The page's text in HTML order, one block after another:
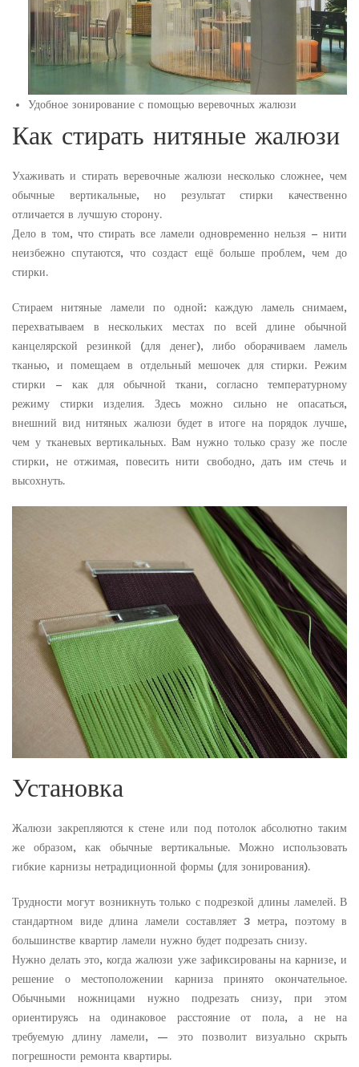
Удобное зонирование с помощью веревочных жалюзи
Как стирать нитяные жалюзи
Ухаживать и стирать веревочные жалюзи несколько сложнее, чем
обычные вертикальные, но результат стирки качественно
отличается в лучшую сторону.
Дело в том, что стирать все ламели одновременно нельзя – нити
неизбежно спутаются, что создаст ещё больше проблем, чем до
стирки.
Стираем нитяные ламели по одной: каждую ламель снимаем,
перехватываем в нескольких местах по всей длине обычной
канцелярской резинкой (для денег), либо оборачиваем ламель
тканью, и помещаем в отдельный мешочек для стирки. Режим
стирки – как для обычной ткани, согласно температурному
режиму стирки изделия. Здесь можно сильно не опасаться,
внешний вид нитяных жалюзи будет в итоге на порядок лучше,
чем у тканевых вертикальных. Вам нужно только сразу же после
стирки, не отжимая, повесить нити свободно, дать им стечь и
высохнуть.
Установка
Жалюзи закрепляются к стене или под потолок абсолютно таким
же образом, как обычные вертикальные. Можно использовать
гибкие карнизы нетрадиционной формы (для зонирования).
Трудности могут возникнуть только с подрезкой длины ламелей. В
стандартном виде длина ламели составляет 3 метра, поэтому в
большинстве квартир ламели нужно будет подрезать снизу.
Нужно делать это, когда жалюзи уже зафиксированы на карнизе, и
решение о местоположении карниза принято окончательное.
Обычными ножницами нужно подрезать снизу, при этом
ориентируясь на одинаковое расстояние от пола, а не на
требуемую длину ламели, — это позволит визуально скрыть
погрешности ремонта квартиры.